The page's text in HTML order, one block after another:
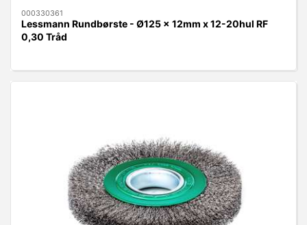
000330361
Lessmann Rundbørste - Ø125 x 12mm x 12-20hul RF
0,30 Tråd